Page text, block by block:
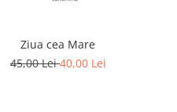
Ziua cea Mare
45,00 Lei40,00 Lei